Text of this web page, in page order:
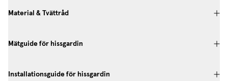
Material & Tvättråd
Mätguide för hissgardin
Installationsguide för hissgardin